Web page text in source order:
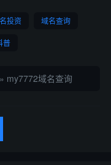
投资 域名查询
普
» my7772域名查询